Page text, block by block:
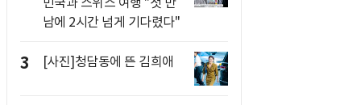
남에 2시간 넘게 기다렸다"
3 [사진]청담동에 뜬 김희애